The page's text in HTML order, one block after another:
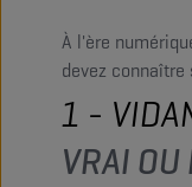
À l'ère
devez
1 -
VRAI